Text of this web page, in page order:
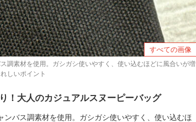
すべての画像
調素材を使用。ガシガシ使いやすく、使い込むほどに風合いが増
しいポイント
！大人のカジュアルスヌーピーバッグ
バス調素材を使用。ガシガシ使いやすく、使い込むほ